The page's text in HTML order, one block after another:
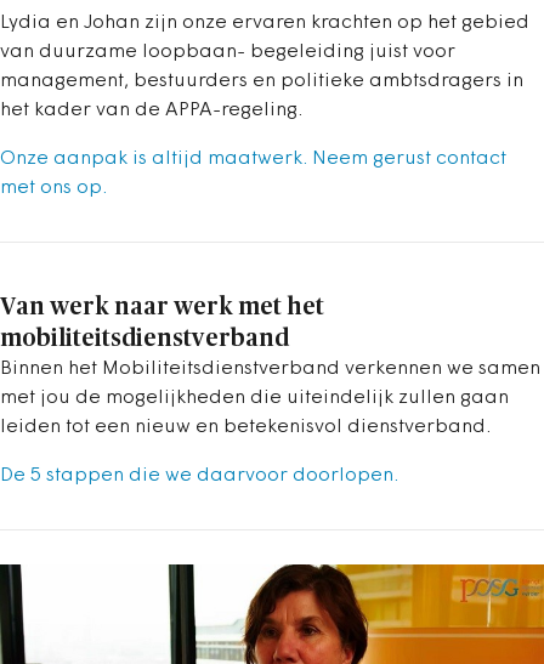
Lydia en Johan zijn onze ervaren krachten op het gebied
van duurzame loopbaan- begeleiding juist voor
management, bestuurders en politieke ambtsdragers in
het kader van de APPA-regeling.
Onze aanpak is altijd maatwerk. Neem gerust contact
met ons op.
Van werk naar werk met het
mobiliteitsdienstverband
Binnen het Mobiliteitsdienstverband verkennen we samen
met jou de mogelijkheden die uiteindelijk zullen gaan
leiden tot een nieuw en betekenisvol dienstverband.
De 5 stappen die we daarvoor doorlopen.